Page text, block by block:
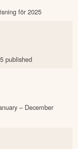
för 2025
published
– December